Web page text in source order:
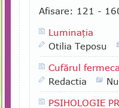
Afisare: 121 -
Luminaţia
Otilia Teposu
Cufărul
Redactia
PSIHOLOGIE